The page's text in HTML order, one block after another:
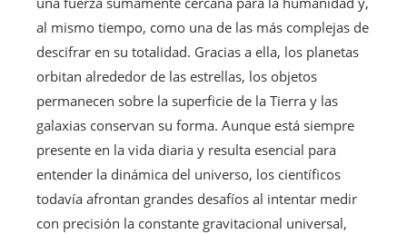
al mismo tiempo, como una de las más complejas de
descifrar en su totalidad. Gracias a ella, los planetas
orbitan alrededor de las estrellas, los objetos
permanecen sobre la superficie de la Tierra y las
galaxias conservan su forma. Aunque está siempre
presente en la vida diaria y resulta esencial para
entender la dinámica del universo, los científicos
todavía afrontan grandes desafíos al intentar medir
con precisión la constante gravitacional universal,